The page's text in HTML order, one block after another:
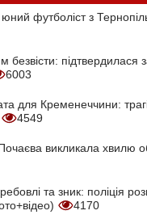
юний футболіст з
безвісти: підтвердилася
6003
для Кременеччини:
4549
викликала хвилю
та зник: поліція
4170